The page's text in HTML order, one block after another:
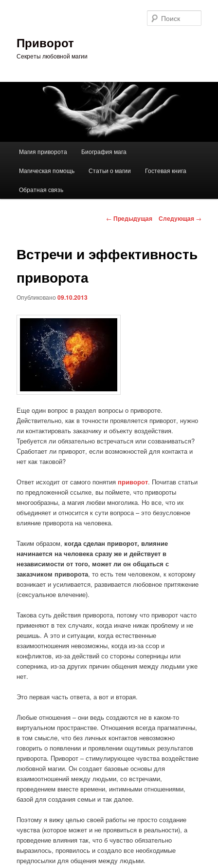
Приворот
Секреты любовной магии
Магия приворота Биография мага
Магическая помощь Статьи о магии Гостевая книга
Обратная связь
Навигация
← Предыдущая Следующая →
Встречи и эффективность
приворота
Опубликовано09.10.2013
Еще один вопрос в раздел вопросы о привороте.
Действительно, как в точности проявляется приворот, нужно
ли контактировать заказчику и объекту воздействия.
Требуется ли обязательно встречаться или созваниваться?
Сработает ли приворот, если возможностей для контакта и
нет как таковой?
Ответ исходит от самого понятия приворот. Почитав статьи
по предложенной ссылке, вы поймете, что привороты
многообразны, а магия любви многолика. Но все, что их
объединяет и относится к сути вопроса – это безусловное
влияние приворота на человека.
Таким образом, когда сделан приворот, влияние
начинается на человека сразу же и действует в
независимости от того, может ли он общаться с
заказчиком приворота, то есть тем человеком, к которому
возникает и усиливается, развивается любовное притяжение
(сексуальное влечение).
Такова суть действия приворота, потому что приворот часто
применяют в тех случаях, когда иначе никак проблему и не
решишь. А это и ситуации, когда естественные
взаимоотношения невозможны, когда из-за ссор и
конфликтов, из-за действий со стороны соперницы или
соперника, из-за других причин общения между людьми уже
нет.
Это первая часть ответа, а вот и вторая.
Любые отношения – они ведь создаются не в каком-то
виртуальном пространстве. Отношения всегда прагматичны,
в том смысле, что без личных контактов невозможно
говорить о появлении и проявлении ощутимых результатов
приворота. Приворот – стимулирующее чувства воздействие
любовной магии. Он создает базовые основы для
взаимоотношений между людьми, со встречами,
проведением вместе времени, интимными отношениями,
базой для создания семьи и так далее.
Поэтому я вижу целью своей работы не просто создание
чувства (которое может и не проявиться в реальности), а
проведение влияния так, что б чувство обязательно
выразилось, проявилось и создало все необходимые
предпосылки для общения между людьми.